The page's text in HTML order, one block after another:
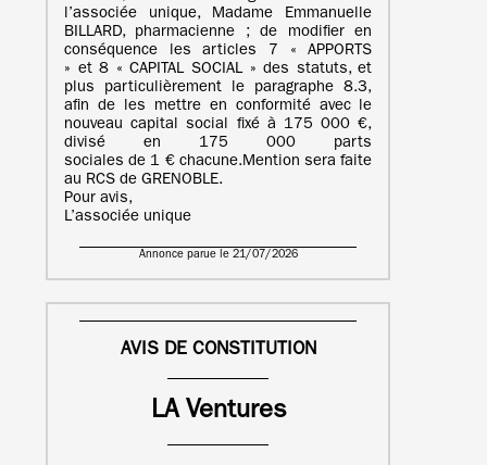
l’associée unique, Madame Emmanuelle
BILLARD, pharmacienne ; de modifier en
conséquence les articles 7 « APPORTS
» et 8 « CAPITAL SOCIAL » des statuts, et
plus particulièrement le paragraphe 8.3,
afin de les mettre en conformité avec le
nouveau capital social fixé à 175 000 €,
divisé en 175 000 parts
sociales de 1 € chacune.Mention sera faite
au RCS de GRENOBLE.
Pour avis,
L’associée unique
Annonce parue le 21/07/2026
AVIS DE CONSTITUTION
LA Ventures